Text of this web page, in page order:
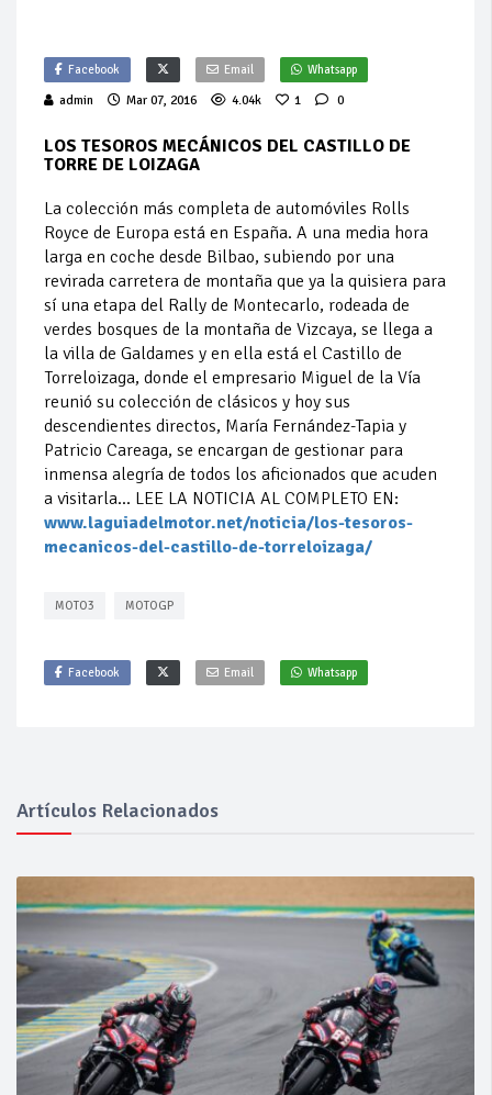
Facebook Email Whatsapp
admin Mar 07, 2016 4.04k 1 0
LOS TESOROS MECÁNICOS DEL CASTILLO DE
TORRE DE LOIZAGA
La colección más completa de automóviles Rolls
Royce de Europa está en España. A una media hora
larga en coche desde Bilbao, subiendo por una
revirada carretera de montaña que ya la quisiera para
sí una etapa del Rally de Montecarlo, rodeada de
verdes bosques de la montaña de Vizcaya, se llega a
la villa de Galdames y en ella está el Castillo de
Torreloizaga, donde el empresario Miguel de la Vía
reunió su colección de clásicos y hoy sus
descendientes directos, María Fernández-Tapia y
Patricio Careaga, se encargan de gestionar para
inmensa alegría de todos los aficionados que acuden
a visitarla… LEE LA NOTICIA AL COMPLETO EN:
www.laguiadelmotor.net/noticia/los-tesoros-
mecanicos-del-castillo-de-torreloizaga/
MOTO3 MOTOGP
Facebook Email Whatsapp
Artículos Relacionados